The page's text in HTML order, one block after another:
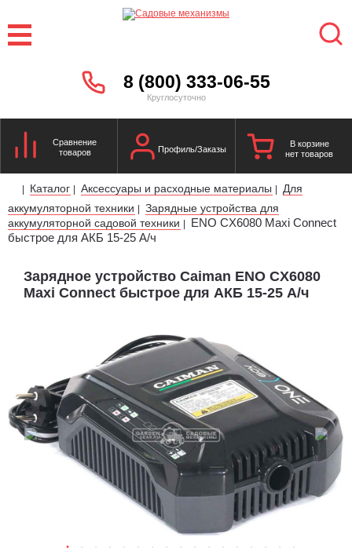
8 (800) 333-06-55
Круглосуточно
Сравнение
товаров
Профиль/Заказы
В корзине
нет товаров
| Каталог | Аксессуары и расходные материалы |
Для
аккумуляторной техники | Зарядные устройства для
аккумуляторной садовой техники |
ENO CX6080 Maxi Connect
быстрое для АКБ 15-25 А/ч
Зарядное устройство Caiman ENO CX6080
Maxi Connect быстрое для АКБ 15-25 А/ч